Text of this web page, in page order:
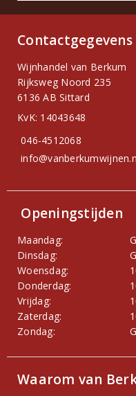
Contactgegevens
Wijnhandel van Berkum
Rijksweg Noord 235
6136 AB Sittard
KvK: 14043648
046-4512068
Openingstijden
Maandag:
Dinsdag:
Woensdag:
Donderdag:
Vrijdag:
Zaterdag:
Zondag:
Waarom van